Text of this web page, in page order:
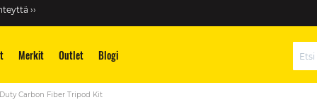
››
Merkit Outlet Blogi
Carbon Fiber Tripod Kit